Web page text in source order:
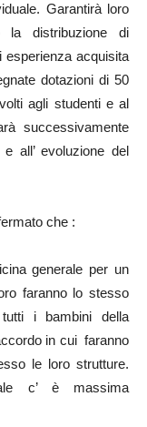
Garantirà loro
la distribuzione di
esperienza acquisita
dotazioni di 50
agli studenti e al
successivamente
all’ evoluzione del
che :
generale per un
faranno lo stesso
i bambini della
in cui faranno
le loro strutture.
c’ è massima